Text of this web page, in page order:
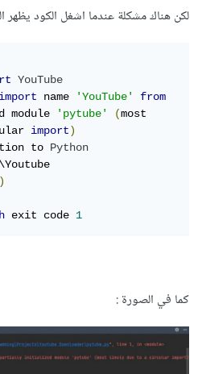
لكن هناك مشكلة عندما اشغل الكود يظهر
YouTube
import name 'YouTube'
from
module 'pytube' (most
import)
to Python
)
exit code 1
كما في الصورة :